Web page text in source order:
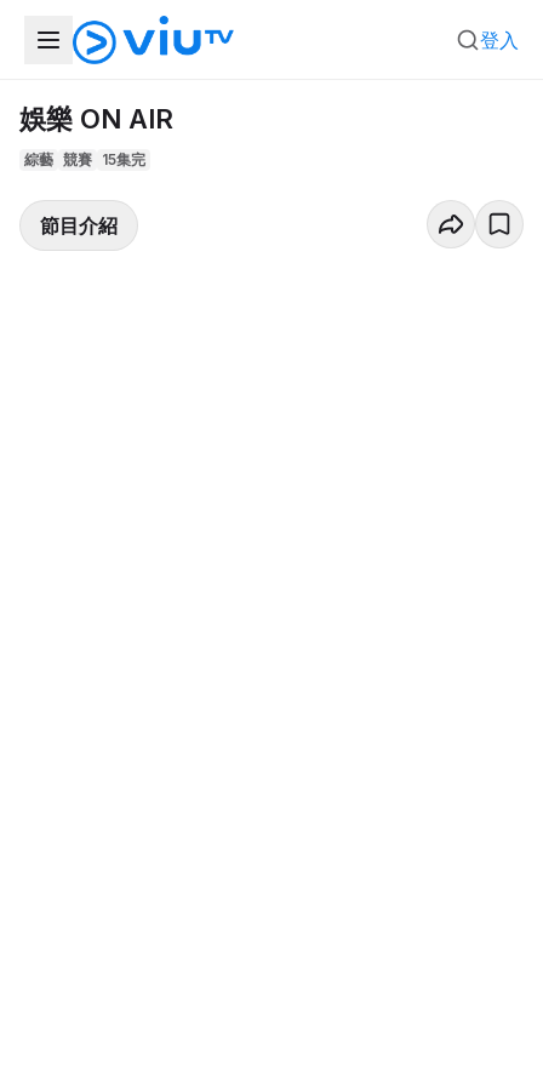
登入
娛樂 ON AIR
綜藝 競賽 15集完
節目介紹